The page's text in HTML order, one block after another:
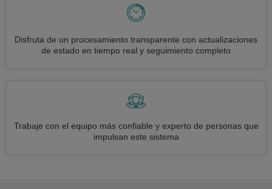
Disfruta de un procesamiento transparente con actualizaciones
de estado en tiempo real y seguimiento completo
Trabaje con el equipo más confiable y experto de personas que
impulsan este sistema